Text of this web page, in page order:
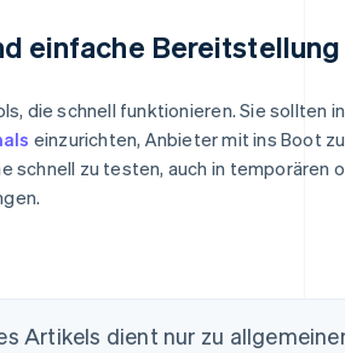
einfache Bereitstellung
die schnell funktionieren. Sie sollten
einzurichten, Anbieter mit ins Boot zu
schnell zu testen, auch in temporären
Artikels dient nur zu